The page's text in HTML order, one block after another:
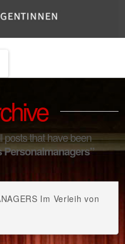
posts that have been
Personalmanagers”
Im Verleih von